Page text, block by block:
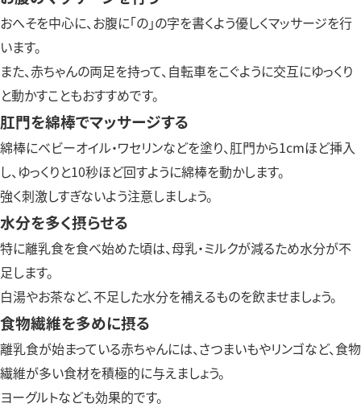
おへそを中心に、お腹に「の」の字を書くよう優しくマッサージを行
います。
また、赤ちゃんの両足を持って、自転車をこぐように交互にゆっくり
と動かすこともおすすめです。
肛門を綿棒でマッサージする
綿棒にベビーオイル・ワセリンなどを塗り、肛門から1cmほど挿入
し、ゆっくりと10秒ほど回すように綿棒を動かします。
強く刺激しすぎないよう注意しましょう。
水分を多く摂らせる
特に離乳食を食べ始めた頃は、母乳・ミルクが減るため水分が不
足します。
白湯やお茶など、不足した水分を補えるものを飲ませましょう。
食物繊維を多めに摂る
離乳食が始まっている赤ちゃんには、さつまいもやリンゴなど、食物
繊維が多い食材を積極的に与えましょう。
ヨーグルトなども効果的です。